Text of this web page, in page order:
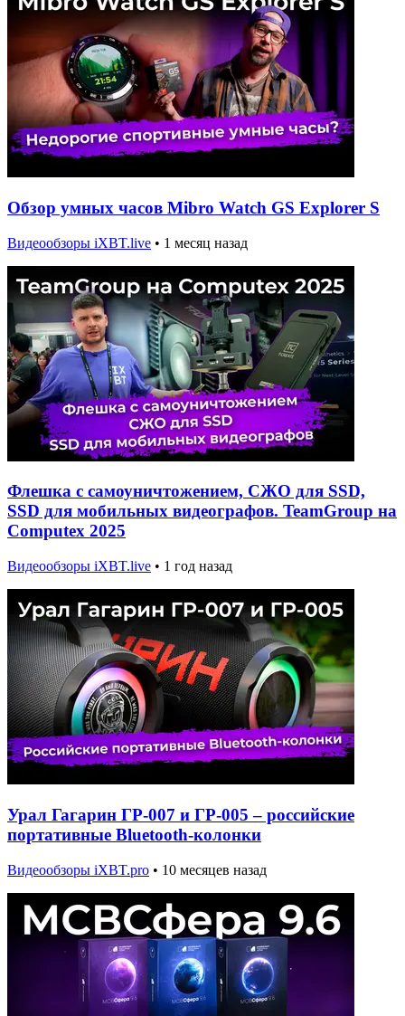
Обзор умных часов Mibro Watch GS Explorer S
Видеообзоры iXBT.live • 1 месяц назад
Флешка с самоуничтожением, СЖО для SSD,
SSD для мобильных видеографов. TeamGroup на
Computex 2025
Видеообзоры iXBT.live • 1 год назад
Урал Гагарин ГР-007 и ГР-005 – российские
портативные Bluetooth-колонки
Видеообзоры iXBT.pro • 10 месяцев назад